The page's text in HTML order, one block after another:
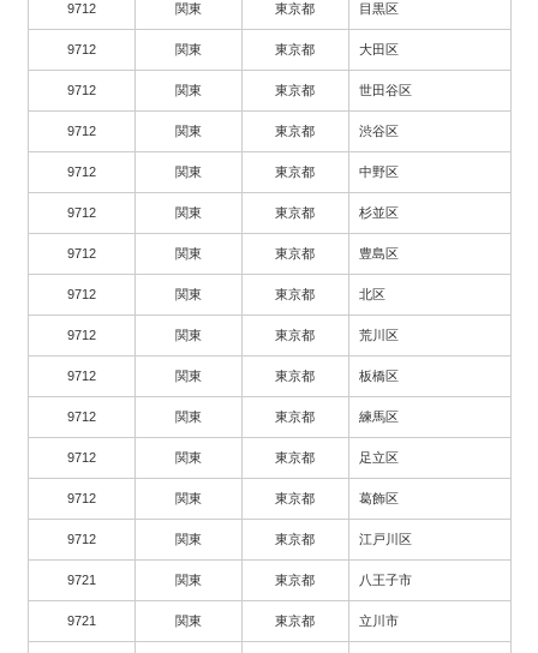
9712 関東 東京都 目黒区
9712 関東 東京都 大田区
9712 関東 東京都 世田谷区
9712 関東 東京都 渋谷区
9712 関東 東京都 中野区
9712 関東 東京都 杉並区
9712 関東 東京都 豊島区
9712 関東 東京都 北区
9712 関東 東京都 荒川区
9712 関東 東京都 板橋区
9712 関東 東京都 練馬区
9712 関東 東京都 足立区
9712 関東 東京都 葛飾区
9712 関東 東京都 江戸川区
9721 関東 東京都 八王子市
9721 関東 東京都 立川市